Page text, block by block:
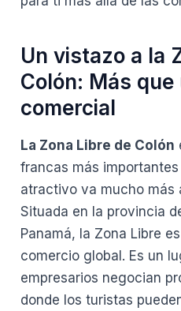
Un vistazo a la
Colón: Más
comercial
La Zona Libre de Colón
francas más
atractivo va mucho más
Situada en la provincia
Panamá, la Zona Libre
comercio global. Es un
empresarios negocian
donde los turistas